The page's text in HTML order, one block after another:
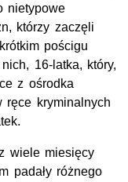
nietypowe
którzy zaczęli
pościgu
16-latka, który,
z ośrodka
ręce kryminalnych
wiele miesięcy
padały różnego